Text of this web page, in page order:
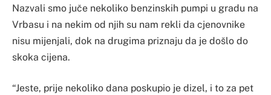
Nazvali smo juče nekoliko benzinskih pumpi u gradu na
Vrbasu i na nekim od njih su nam rekli da cjenovnike
nisu mijenjali, dok na drugima priznaju da je došlo do
skoka cijena.
“Jeste, prije nekoliko dana poskupio je dizel, i to za pet